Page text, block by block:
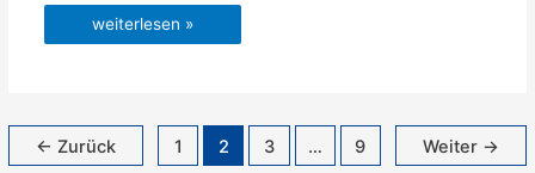
Datenschutz
weiterlesen »
← Zurück 1 2 3 … 9 Weiter →